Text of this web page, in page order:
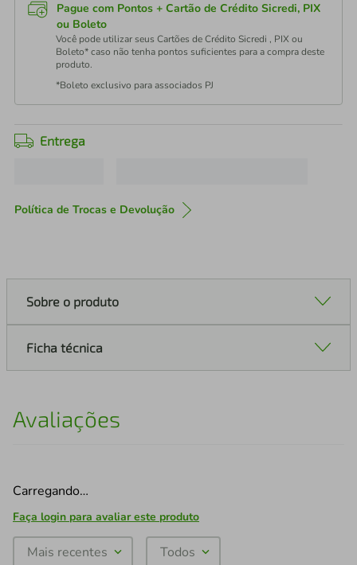
Pague com Pontos + Cartão de Crédito Sicredi, PIX
ou Boleto
Você pode utilizar seus Cartões de Crédito Sicredi , PIX ou
Boleto* caso não tenha pontos suficientes para a compra deste
produto.
*Boleto exclusivo para associados PJ
Entrega
Política de Trocas e Devolução
Sobre o produto
Ficha técnica
Avaliações
Carregando…
Faça login para avaliar este produto
Mais recentes Todos